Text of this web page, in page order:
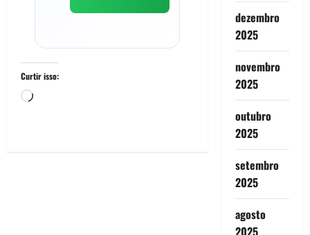
Curtir isso:
Carregando...
dezembro
2025
novembro
2025
outubro
2025
setembro
2025
agosto
2025